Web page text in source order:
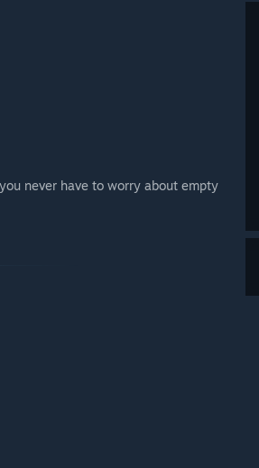
never have to worry about empty